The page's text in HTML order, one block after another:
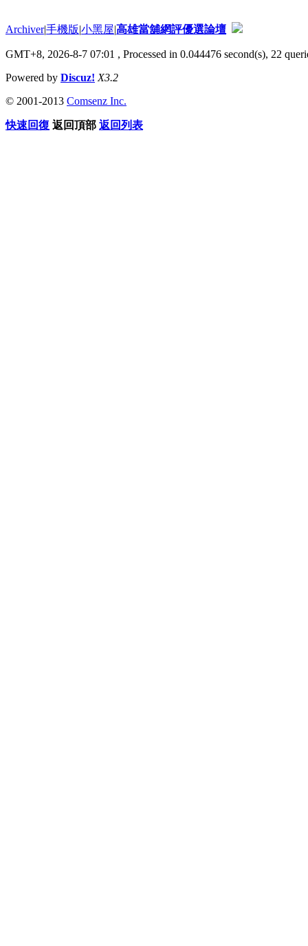
Archiver|手機版|小黑屋|高雄當舖網評優選論壇
GMT+8, 2026-8-7 07:01 , Processed in 0.044476 second(s), 22
Powered by Discuz! X3.2
© 2001-2013 Comsenz Inc.
快速回復 返回頂部 返回列表